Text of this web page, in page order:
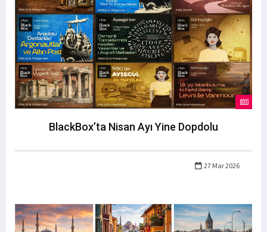
BlackBox’ta Nisan Ayı Yine Dopdolu
27 Mar 2026